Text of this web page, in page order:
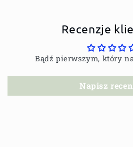
Recenzje
Bądź pierwszym, który
Napisz